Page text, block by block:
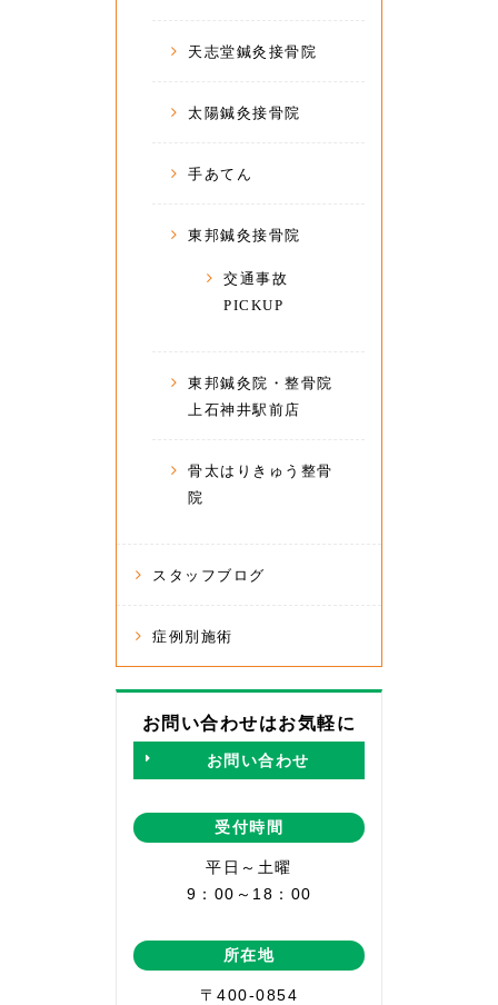
天志堂鍼灸接骨院
太陽鍼灸接骨院
手あてん
東邦鍼灸接骨院
交通事故
PICKUP
東邦鍼灸院・整骨院
上石神井駅前店
骨太はりきゅう整骨
院
スタッフブログ
症例別施術
お問い合わせはお気軽に
お問い合わせ
受付時間
平日～土曜
9：00～18：00
所在地
〒400-0854